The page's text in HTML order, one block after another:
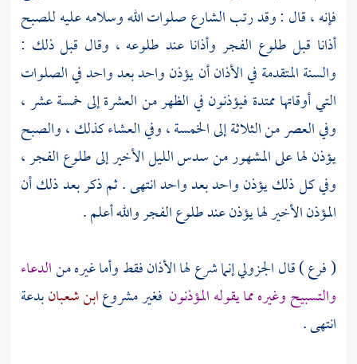
فإنه ، قال : وقد رتب الشارع صلوات الله وسلامه عليه للصبح
أذانا قبل طلوع الفجر وأذانا عند طلوعه ، وقال قبل ذلك :
والسنة المتقدمة في الأذان أن يؤذن واحد بعد واحد في الصلوات
التي أوقاتها ممتدة فيؤذنون في الظهر من العشرة إلى خمسة عشر ،
وفي العصر من الثلاثة إلى الخمسة ، وفي العشاء كذلك ، والصبح
يؤذن لها على المشهور من سدس الليل الأخير إلى طلوع الفجر ،
وفي كل ذلك يؤذن واحد بعد واحد انتهى . ثم ذكر بعد ذلك أن
المؤذن الأخير لها يؤذن عند طلوع الفجر والله أعلم .
( فرع ) قالالجزوليإنما شرع لها الأذان فقط وأما غيره منالدعاء
والتسبيح وغيره مما يقوله المؤذنون فغير مشروعابن شعبانبدعة
انتهى .